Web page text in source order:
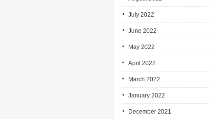
July 2022
June 2022
May 2022
April 2022
March 2022
January 2022
December 2021